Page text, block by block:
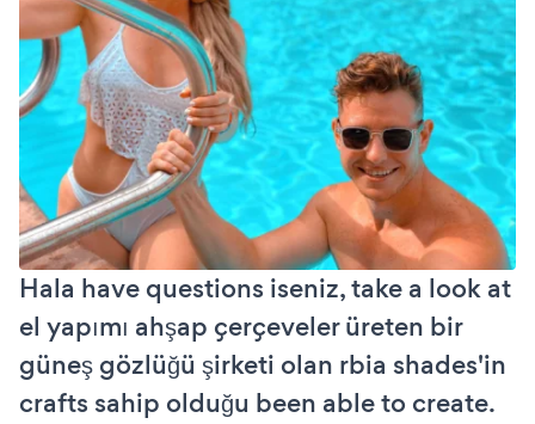
Hala have questions iseniz, take a look at
el yapımı ahşap çerçeveler üreten bir
güneş gözlüğü şirketi olan rbia shades'in
crafts sahip olduğu been able to create.